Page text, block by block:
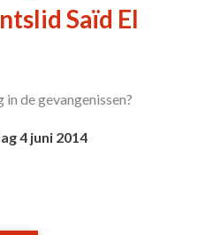
Saïd El
de gevangenissen?
4 juni 2014